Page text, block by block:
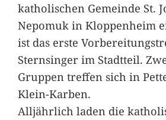
katholischen Gemeinde St.
Nepomuk in Kloppenheim
ist das erste
Sternsinger im Stadtteil.
Gruppen treffen sich in
Klein-Karben.
Alljährlich laden die